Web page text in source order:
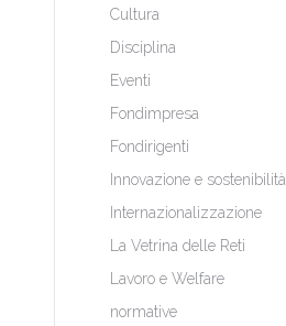
Cultura
Disciplina
Eventi
Fondimpresa
Fondirigenti
Innovazione e sostenibilità
Internazionalizzazione
La Vetrina delle Reti
Lavoro e Welfare
normative